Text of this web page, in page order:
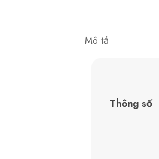
Mô tả
Thông số